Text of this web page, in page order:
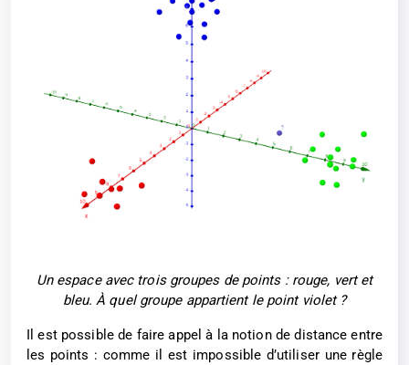
Un espace avec trois groupes de points : rouge, vert et
bleu. À quel groupe appartient le point violet ?
Il est possible de faire appel à la notion de distance entre
les points : comme il est impossible d’utiliser une règle